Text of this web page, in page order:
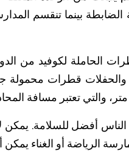
الحاملة لكوفيد من
والحفلات قطرات محمولة
والتي تعتبر مسافة
2 مترًا بين الناس أفضل
الرياضة أو الغناء يمكن